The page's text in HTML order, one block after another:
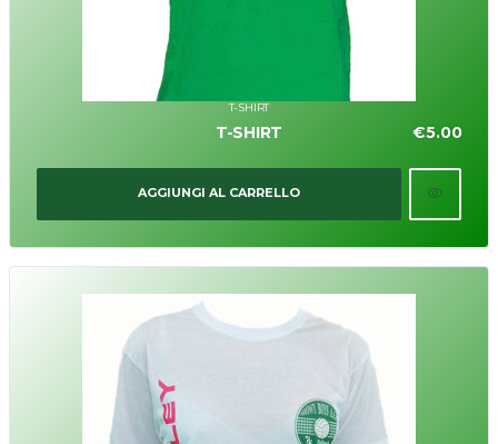
T-SHIRT
T-SHIRT €5.00
AGGIUNGI AL CARRELLO